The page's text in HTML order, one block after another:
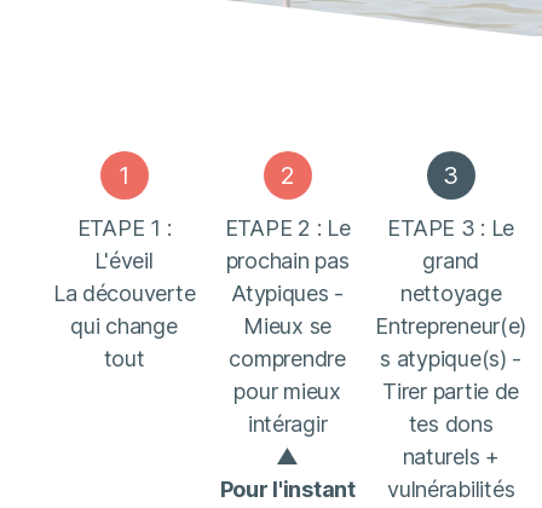
ETAPE 1 :
L'éveil
La découverte
qui change
tout
ETAPE 2 : Le
prochain pas
Atypiques -
Mieux se
comprendre
pour mieux
intéragir
▲
Pour l'instant
ETAPE 3 : Le
grand
nettoyage
Entrepreneur(e)
s atypique(s) -
Tirer partie de
tes dons
naturels +
vulnérabilités